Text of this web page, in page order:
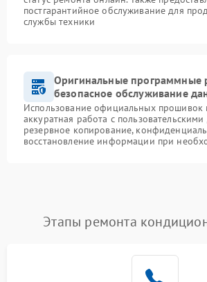
постгарантийное обслуживание для
службы техники
Оригинальные программные
безопасное обслуживание
Использование официальных прошивок
аккуратная работа с
резервное копирование,
восстановление информации при
Этапы ремонта